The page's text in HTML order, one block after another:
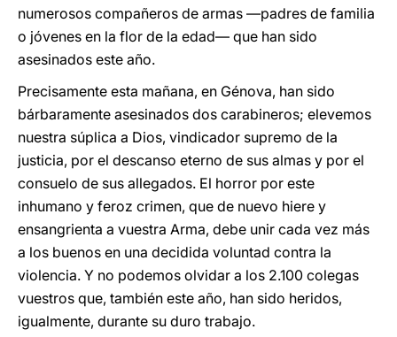
numerosos compañeros de armas —padres de familia
o jóvenes en la flor de la edad— que han sido
asesinados este año.
Precisamente esta mañana, en Génova, han sido
bárbaramente asesinados dos carabineros; elevemos
nuestra súplica a Dios, vindicador supremo de la
justicia, por el descanso eterno de sus almas y por el
consuelo de sus allegados. El horror por este
inhumano y feroz crimen, que de nuevo hiere y
ensangrienta a vuestra Arma, debe unir cada vez más
a los buenos en una decidida voluntad contra la
violencia. Y no podemos olvidar a los 2.100 colegas
vuestros que, también este año, han sido heridos,
igualmente, durante su duro trabajo.